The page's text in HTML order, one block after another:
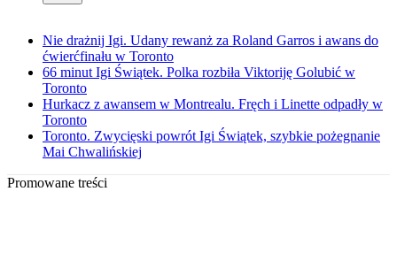
Nie drażnij Igi. Udany rewanż za Roland Garros i awans do
ćwierćfinału w Toronto
66 minut Igi Świątek. Polka rozbiła Viktoriję Golubić w
Toronto
Hurkacz z awansem w Montrealu. Fręch i Linette odpadły w
Toronto
Toronto. Zwycięski powrót Igi Świątek, szybkie pożegnanie
Mai Chwalińskiej
Promowane treści